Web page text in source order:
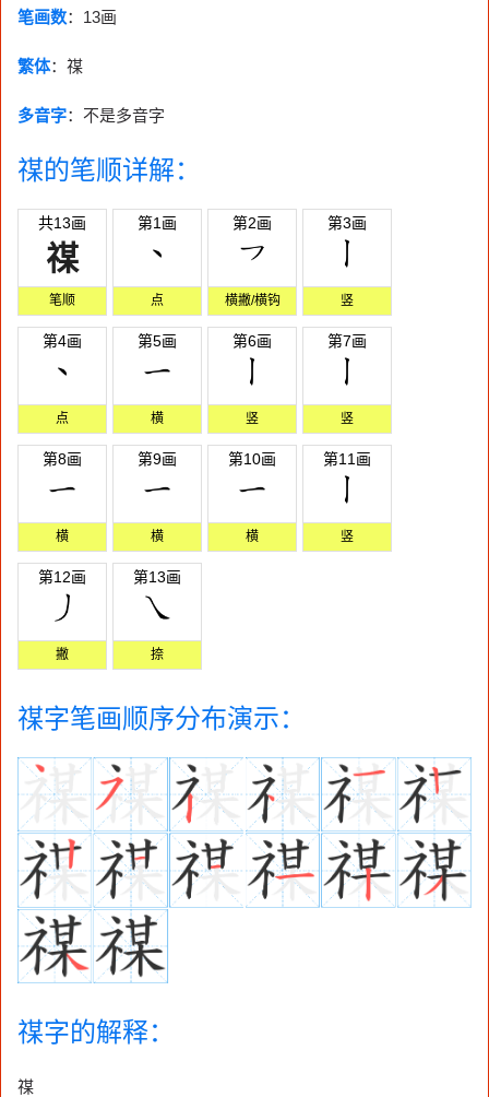
笔画数： 13画
繁体：禖
多音字：不是多音字
禖的笔顺详解：
共13画
禖
笔顺
第1画
点
第2画
横撇/横钩
第3画
竖
第4画
点
第5画
横
第6画
竖
第7画
竖
第8画
横
第9画
横
第10画
横
第11画
竖
第12画
撇
第13画
捺
禖字笔画顺序分布演示：
禖字的解释：
禖